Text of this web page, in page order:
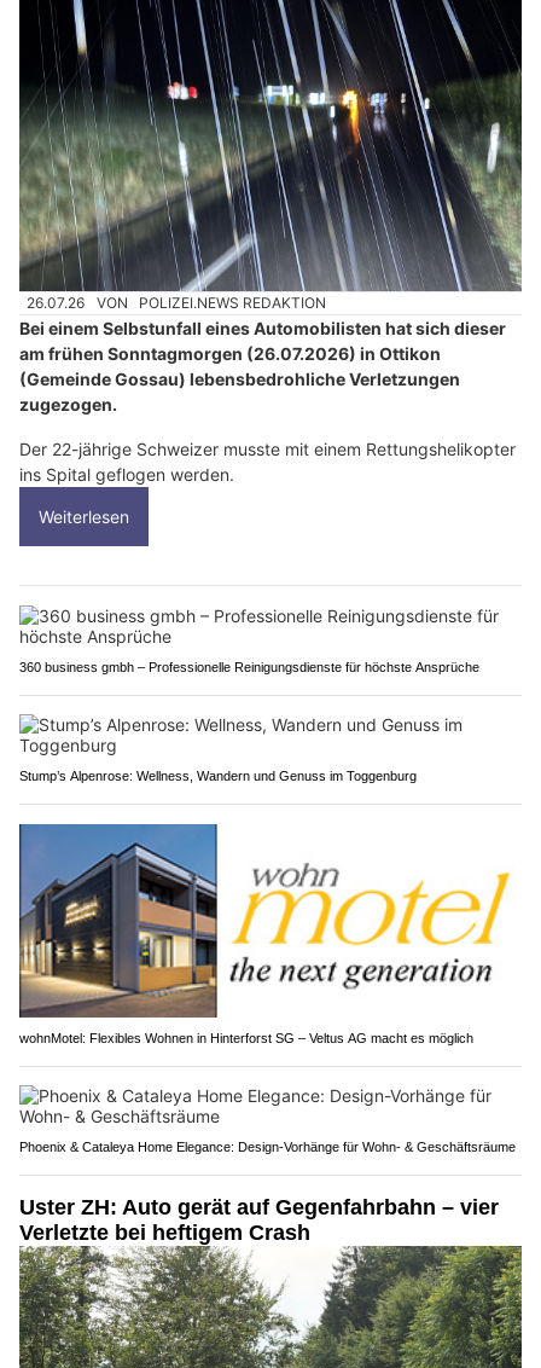
26.07.26 VON POLIZEI.NEWS REDAKTION
Bei einem Selbstunfall eines Automobilisten hat sich dieser
am frühen Sonntagmorgen (26.07.2026) in Ottikon
(Gemeinde Gossau) lebensbedrohliche Verletzungen
zugezogen.
Der 22-jährige Schweizer musste mit einem Rettungshelikopter
ins Spital geflogen werden.
Weiterlesen
360 business gmbh – Professionelle Reinigungsdienste für höchste Ansprüche
Stump’s Alpenrose: Wellness, Wandern und Genuss im Toggenburg
wohnMotel: Flexibles Wohnen in Hinterforst SG – Veltus AG macht es möglich
Phoenix & Cataleya Home Elegance: Design-Vorhänge für Wohn- & Geschäftsräume
Uster ZH: Auto gerät auf Gegenfahrbahn – vier
Verletzte bei heftigem Crash